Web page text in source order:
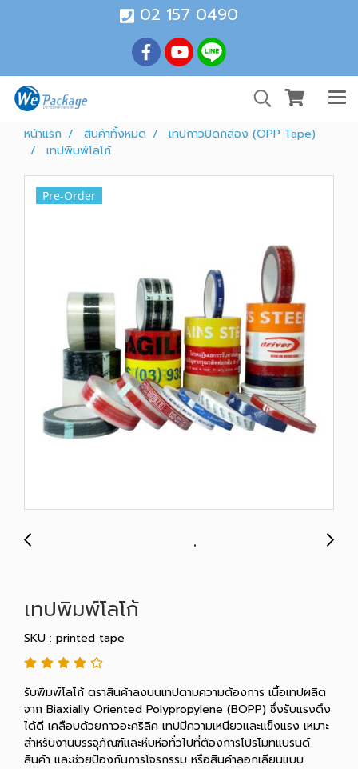
02 157 0490
หน้าแรก สินค้าทั้งหมด
เทปกาวปิดกล่อง (OPP Tape)
เทปพิมพ์โลโก้
Pre-Order
เทปพิมพ์โลโก้
SKU : printed tape
รับพิมพ์โลโก้ ตราสินค้าลงบนเทปตามความต้องการ เนื้อเทปผลิต
จาก Biaxially Oriented Polypropylene (BOPP) ซึ่งรับแรงดึง
ได้ดี เคลือบด้วยกาวอะคริลิค เทปมีความเหนียวและแข็งแรง เหมาะ
สำหรับงานบรรจุภัณฑ์และหีบห่อทั่วไปที่ต้องการโปรโมทแบรนด์
สินค้า และช่วยป้องกันการโจรกรรม หรือสินค้าลอกเลียนแบบ